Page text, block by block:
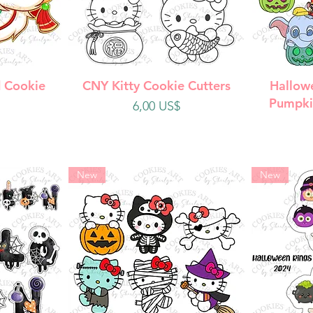
Cookie
Vista rápida
CNY Kitty Cookie Cutters
Precio
6,00 US$
New New